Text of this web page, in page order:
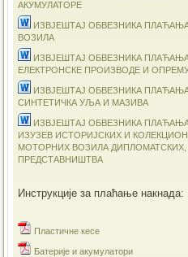
АКУМУЛАТОРЕ
ИЗВЈЕШТАЈ ОБВЕЗНИКА
ВОЗИЛА
ИЗВЈЕШТАЈ ОБВЕЗНИКА
ЕЛЕКТРОНСКЕ ПРОИЗВОДЕ И
ИЗВЈЕШТАЈ ОБВЕЗНИКА
СИНТЕТИЧКА УЉА И МАЗИВА
ИЗВЈЕШТАЈ ОБВЕЗНИКА
ИЗУЗЕВ ИСТОРИЈСКИХ И
МОТОРНИХ ВОЗИЛА
ПРЕДСТАВНИШТВА
Инструкције за плаћање накнада:
Пластичне кесе
Батерије и акумулатори